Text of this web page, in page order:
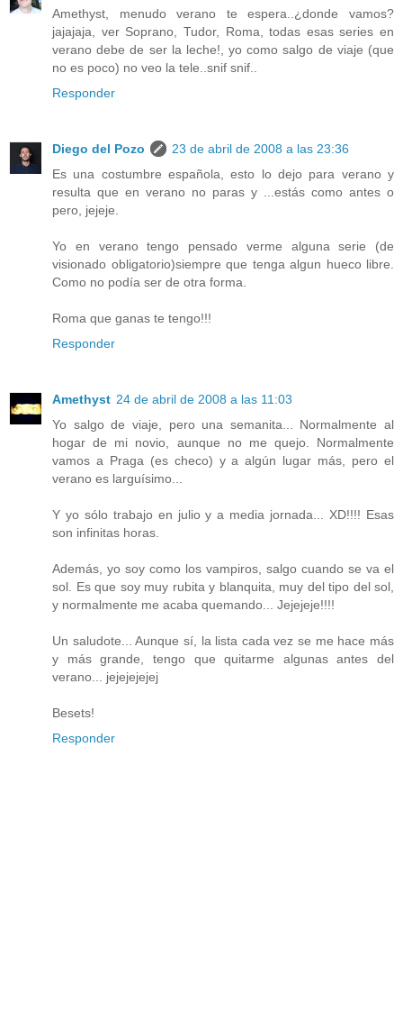
Amethyst, menudo verano te espera..¿donde vamos?
jajajaja, ver Soprano, Tudor, Roma, todas esas series en
verano debe de ser la leche!, yo como salgo de viaje (que
no es poco) no veo la tele..snif snif..
Responder
Diego del Pozo
23 de abril de 2008 a las 23:36
Es una costumbre española, esto lo dejo para verano y
resulta que en verano no paras y ...estás como antes o
pero, jejeje.
Yo en verano tengo pensado verme alguna serie (de
visionado obligatorio)siempre que tenga algun hueco libre.
Como no podía ser de otra forma.
Roma que ganas te tengo!!!
Responder
Amethyst 24 de abril de 2008 a las 11:03
Yo salgo de viaje, pero una semanita... Normalmente al
hogar de mi novio, aunque no me quejo. Normalmente
vamos a Praga (es checo) y a algún lugar más, pero el
verano es larguísimo...
Y yo sólo trabajo en julio y a media jornada... XD!!!! Esas
son infinitas horas.
Además, yo soy como los vampiros, salgo cuando se va el
sol. Es que soy muy rubita y blanquita, muy del tipo del sol,
y normalmente me acaba quemando... Jejejeje!!!!
Un saludote... Aunque sí, la lista cada vez se me hace más
y más grande, tengo que quitarme algunas antes del
verano... jejejejejej
Besets!
Responder